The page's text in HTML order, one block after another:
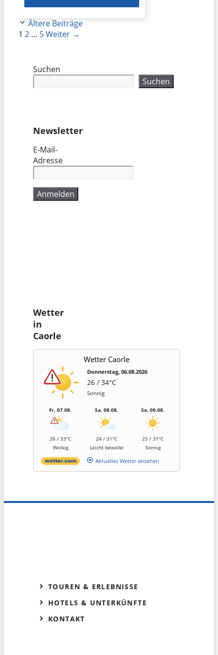
Ältere Beiträge
Seite
1 Seite
2 … Seite
5Weiter →
Suchen
Suchen
Newsletter
E-Mail-
Adresse
Wetter
in
Caorle
Wetter Caorle
Donnerstag, 06.08.2026
26 / 34°C
Sonnig
Fr, 07.08.
26 / 33°C
Wolkig
Sa, 08.08.
24 / 31°C
Leicht bewölkt
So, 09.08.
25 / 31°C
Sonnig
Aktuelles Wetter ansehen
TOUREN & ERLEBNISSE
HOTELS & UNTERKÜNFTE
KONTAKT